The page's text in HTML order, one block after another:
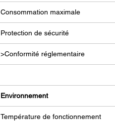
Consommation maximale
Protection de sécurité
>Conformité réglementaire
Environnement
Température de fonctionnement